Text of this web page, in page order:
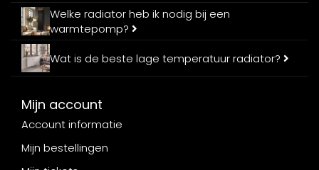
Welke radiator heb ik nodig bij een
warmtepomp?
Wat is de beste lage temperatuur radiator?
Mijn account
Account informatie
Mijn bestellingen